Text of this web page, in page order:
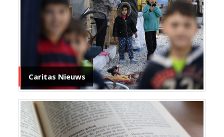
Caritas Nieuws